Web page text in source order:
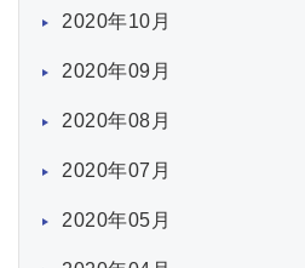
2020年10月
2020年09月
2020年08月
2020年07月
2020年05月